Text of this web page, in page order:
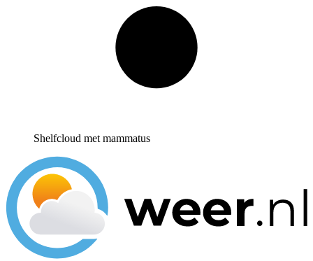
Shelfcloud met mammatus